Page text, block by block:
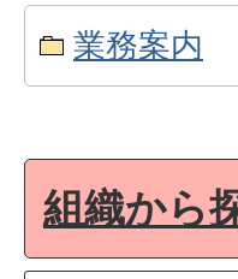
業務案内
組織から